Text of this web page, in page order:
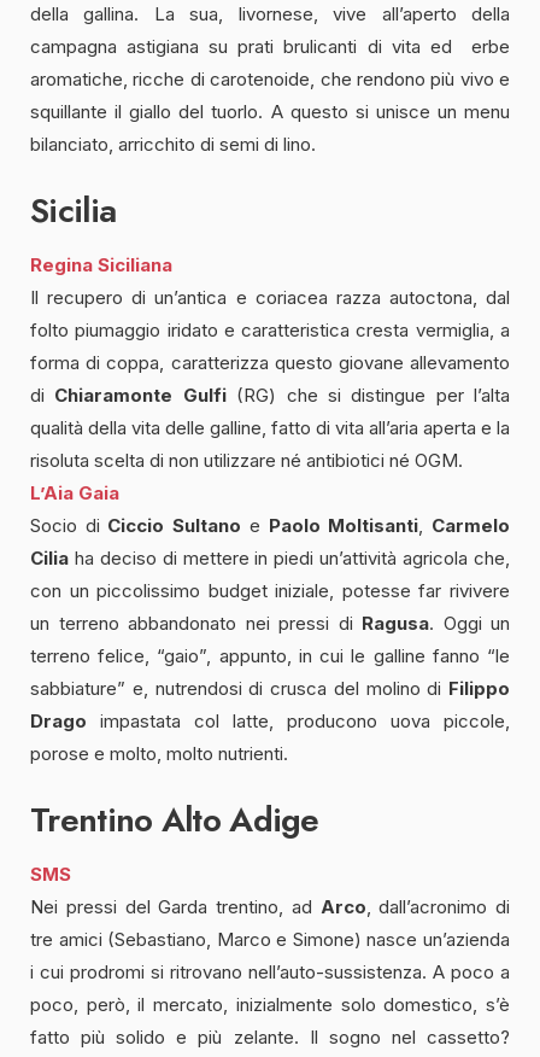
della gallina. La sua, livornese, vive all’aperto della
campagna astigiana su prati brulicanti di vita ed erbe
aromatiche, ricche di carotenoide, che rendono più vivo e
squillante il giallo del tuorlo. A questo si unisce un menu
bilanciato, arricchito di semi di lino.
Sicilia
Regina Siciliana
Il recupero di un’antica e coriacea razza autoctona, dal
folto piumaggio iridato e caratteristica cresta vermiglia, a
forma di coppa, caratterizza questo giovane allevamento
di Chiaramonte Gulfi(RG) che si distingue per l’alta
qualità della vita delle galline, fatto di vita all’aria aperta e la
risoluta scelta di non utilizzare né antibiotici né OGM.
L’Aia Gaia
Socio di Ciccio Sultano e Paolo Moltisanti, Carmelo
Cilia ha deciso di mettere in piedi un’attività agricola che,
con un piccolissimo budget iniziale, potesse far rivivere
un terreno abbandonato nei pressi di Ragusa. Oggi un
terreno felice, “gaio”, appunto, in cui le galline fanno “le
sabbiature” e, nutrendosi di crusca del molino di Filippo
Drago impastata col latte, producono uova piccole,
porose e molto, molto nutrienti.
Trentino Alto Adige
SMS
Nei pressi del Garda trentino, ad Arco, dall’acronimo di
tre amici (Sebastiano, Marco e Simone) nasce un’azienda
i cui prodromi si ritrovano nell’auto-sussistenza. A poco a
poco, però, il mercato, inizialmente solo domestico, s’è
fatto più solido e più zelante. Il sogno nel cassetto?